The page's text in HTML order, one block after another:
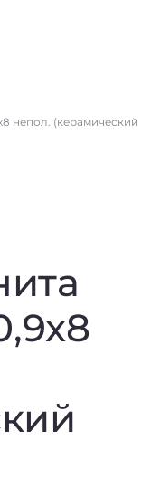
непол. (керамический